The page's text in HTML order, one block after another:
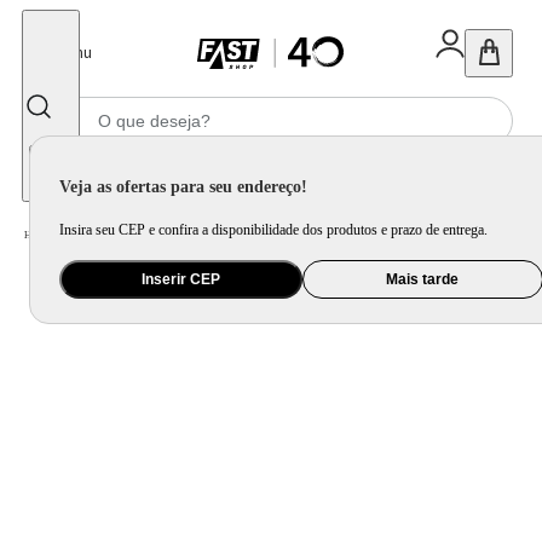
Menu
Veja as ofertas para seu endereço!
Insira seu CEP e confira a disponibilidade dos produtos e prazo de entrega.
Inserir CEP Mais tarde
Home Ar e Ventilação / Climatizador